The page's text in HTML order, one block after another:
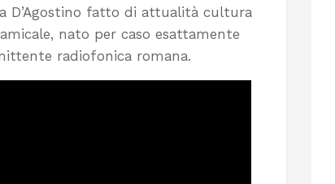
D’Agostino fatto di attualità cultura
nato per caso esattamente
radiofonica romana.